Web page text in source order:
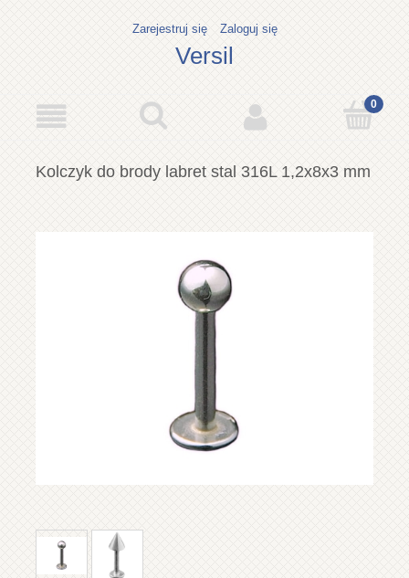
Zarejestruj się Zaloguj się
Versil
Kolczyk do brody labret stal 316L 1,2x8x3 mm